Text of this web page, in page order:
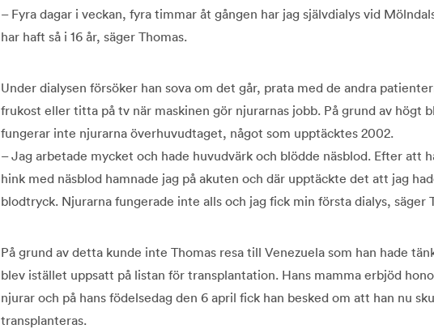
– Fyra dagar i veckan, fyra timmar åt gången har jag självdialys vid
har haft så i 16 år, säger Thomas.
Under dialysen försöker han sova om det går, prata med de andra
frukost eller titta på tv när maskinen gör njurarnas jobb. På grund av högt
fungerar inte njurarna överhuvudtaget, något som upptäcktes 2002.
– Jag arbetade mycket och hade huvudvärk och blödde näsblod. Efter att
hink med näsblod hamnade jag på akuten och där upptäckte det att jag
blodtryck. Njurarna fungerade inte alls och jag fick min första dialys, säger
På grund av detta kunde inte Thomas resa till Venezuela som han hade
blev istället uppsatt på listan för transplantation. Hans mamma erbjöd
njurar och på hans födelsedag den 6 april fick han besked om att han nu
transplanteras.